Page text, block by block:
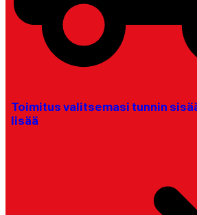
Toimitus valitsemasi tunnin
lisää